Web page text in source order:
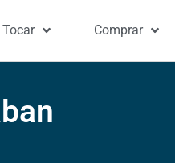
Tocar Comprar